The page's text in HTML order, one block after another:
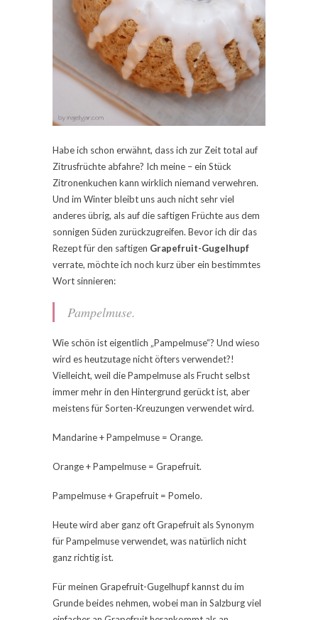
Habe ich schon erwähnt, dass ich zur Zeit total auf
Zitrusfrüchte abfahre? Ich meine – ein Stück
Zitronenkuchen kann wirklich niemand verwehren.
Und im Winter bleibt uns auch nicht sehr viel
anderes übrig, als auf die saftigen Früchte aus dem
sonnigen Süden zurückzugreifen. Bevor ich dir das
Rezept für den saftigen Grapefruit-Gugelhupf
verrate, möchte ich noch kurz über ein bestimmtes
Wort sinnieren:
Pampelmuse.
Wie schön ist eigentlich „Pampelmuse“? Und wieso
wird es heutzutage nicht öfters verwendet?!
Vielleicht, weil die Pampelmuse als Frucht selbst
immer mehr in den Hintergrund gerückt ist, aber
meistens für Sorten-Kreuzungen verwendet wird.
Mandarine + Pampelmuse = Orange.
Orange + Pampelmuse = Grapefruit.
Pampelmuse + Grapefruit = Pomelo.
Heute wird aber ganz oft Grapefruit als Synonym
für Pampelmuse verwendet, was natürlich nicht
ganz richtig ist.
Für meinen Grapefruit-Gugelhupf kannst du im
Grunde beides nehmen, wobei man in Salzburg viel